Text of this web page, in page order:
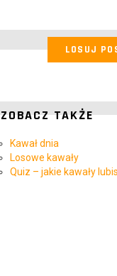
LOSUJ
ZOBACZ TAKŻE
Kawał dnia
Losowe kawały
Quiz – jakie kawały